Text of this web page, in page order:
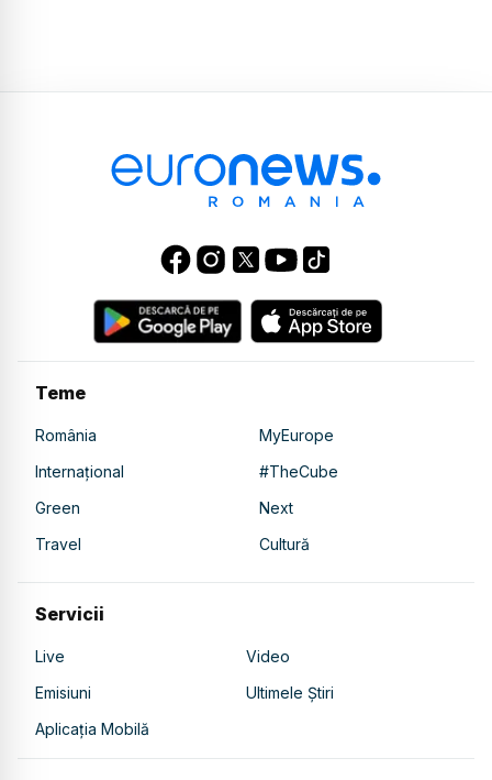
Teme
România
MyEurope
Internațional
#TheCube
Green
Next
Travel
Cultură
Servicii
Live
Video
Emisiuni
Ultimele Știri
Aplicația Mobilă